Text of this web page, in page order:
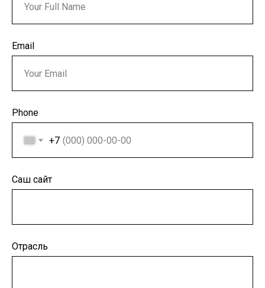
Email
Phone
+7
Саш сайт
Отрасль